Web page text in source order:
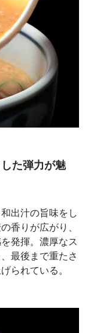
た弾力が魅
出汁の旨味をし
香りが広がり、
発揮。濃厚なス
最後まで重たさ
られている。